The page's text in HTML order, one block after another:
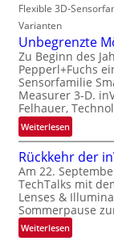
e
s
-
B
-
R
u
n
d
e
o
n
N
e
w
s
Flexible 3D-
Varianten
Unbegrenzte
Zu Beginn des
Pepperl+Fuchs
Sensorfamilie
Measurer 3-D.
Felhauer,
Weiterlesen:
U
n
b
e
g
r
e
Rückkehr der
Am 22.
TechTalks mit
Lenses &
Sommerpause
Weiterlesen: